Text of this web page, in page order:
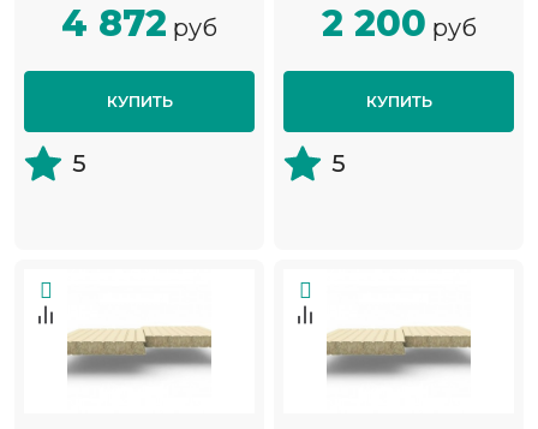
4 872 руб
КУПИТЬ
5
2 200 руб
КУПИТЬ
5